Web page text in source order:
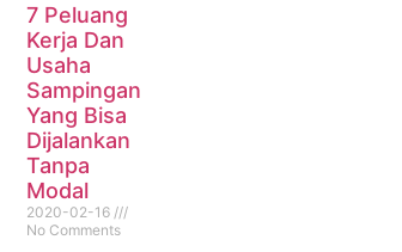
7 Peluang
Kerja Dan
Usaha
Sampingan
Yang Bisa
Dijalankan
Tanpa
Modal
2020-02-16
No Comments